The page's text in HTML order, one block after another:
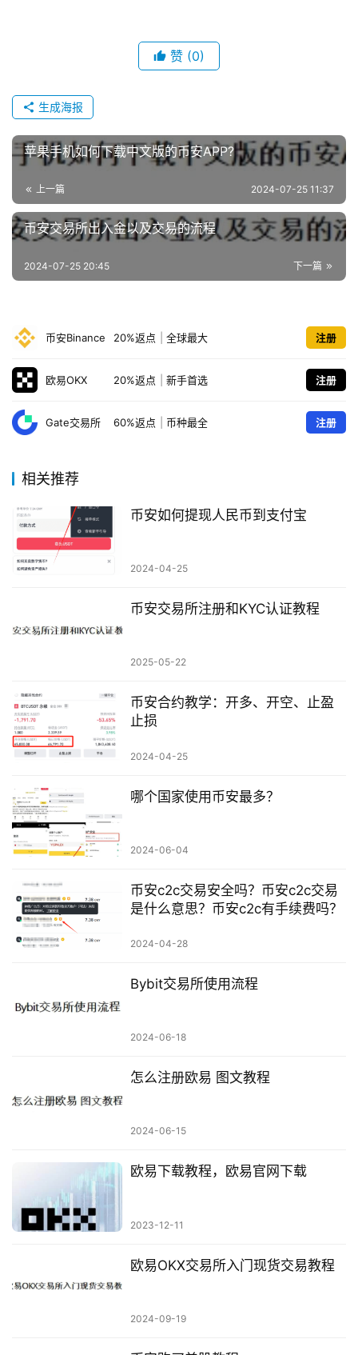
赞 (0)
生成海报
苹果手机如何下载中文版的币安APP?
上一篇 2024-07-25 11:37
币安交易所出入金以及交易的流程
下一篇
2024-07-25 20:45
币安Binance 20%返点 全球最大 注册
欧易OKX 20%返点 新手首选 注册
Gate交易所 60%返点 币种最全 注册
相关推荐
币安如何提现人民币到支付宝
2024-04-25
币安交易所注册和KYC认证教程
2025-05-22
币安合约教学：开多、开空、止盈
止损
2024-04-25
哪个国家使用币安最多？
2024-06-04
币安c2c交易安全吗？币安c2c交易
是什么意思？币安c2c有手续费吗？
2024-04-28
Bybit交易所使用流程
2024-06-18
怎么注册欧易 图文教程
2024-06-15
欧易下载教程，欧易官网下载
2023-12-11
欧易OKX交易所入门现货交易教程
2024-09-19